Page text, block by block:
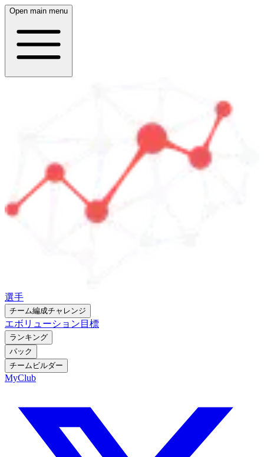
Open main menu
選手
チーム編成チャレンジ
エボリューション 目標
ランキング
パック
チームビルダー
MyClub